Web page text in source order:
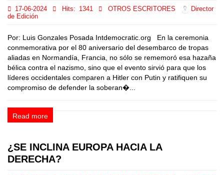
17-06-2024 Hits: 1341 OTROS ESCRITORES
Director
de Edición
Por: Luis Gonzales Posada Intdemocratic.org En la ceremonia
conmemorativa por el 80 aniversario del desembarco de tropas
aliadas en Normandía, Francia, no sólo se rememoró esa hazaña
bélica contra el nazismo, sino que el evento sirvió para que los
líderes occidentales comparen a Hitler con Putin y ratifiquen su
compromiso de defender la soberan�...
Read more
¿SE INCLINA EUROPA HACIA LA
DERECHA?